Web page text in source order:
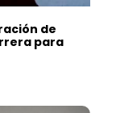
de
para